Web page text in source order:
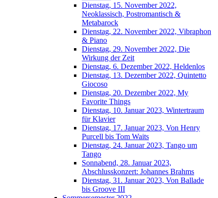
Dienstag, 15. November 2022,
Neoklassisch, Postromantisch &
Metabarock
Dienstag, 22. November 2022, Vibraphon
& Piano
Dienstag, 29. November 2022, Die
Wirkung der Zeit
Dienstag, 6. Dezember 2022, Heldenlos
Dienstag, 13. Dezember 2022, Quintetto
Giocoso
Dienstag, 20. Dezember 2022, My
Favorite Things
Dienstag, 10. Januar 2023, Wintertraum
für Klavier
Dienstag, 17. Januar 2023, Von Henry
Purcell bis Tom Waits
Dienstag, 24. Januar 2023, Tango um
Tango
Sonnabend, 28. Januar 2023,
Abschlusskonzert: Johannes Brahms
Dienstag, 31. Januar 2023, Von Ballade
bis Groove III